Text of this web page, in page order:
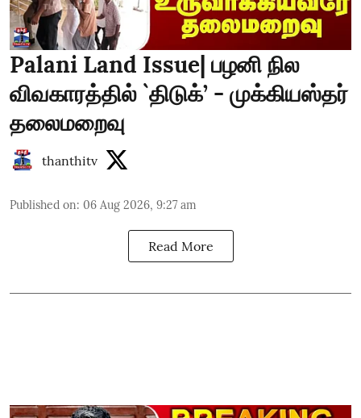
Palani Land Issue| பழனி நில
விவகாரத்தில் `திடுக்’ - முக்கியஸ்தர்
தலைமறைவு
thanthitv
Published on: 06 Aug 2026, 9:27 am
Read More